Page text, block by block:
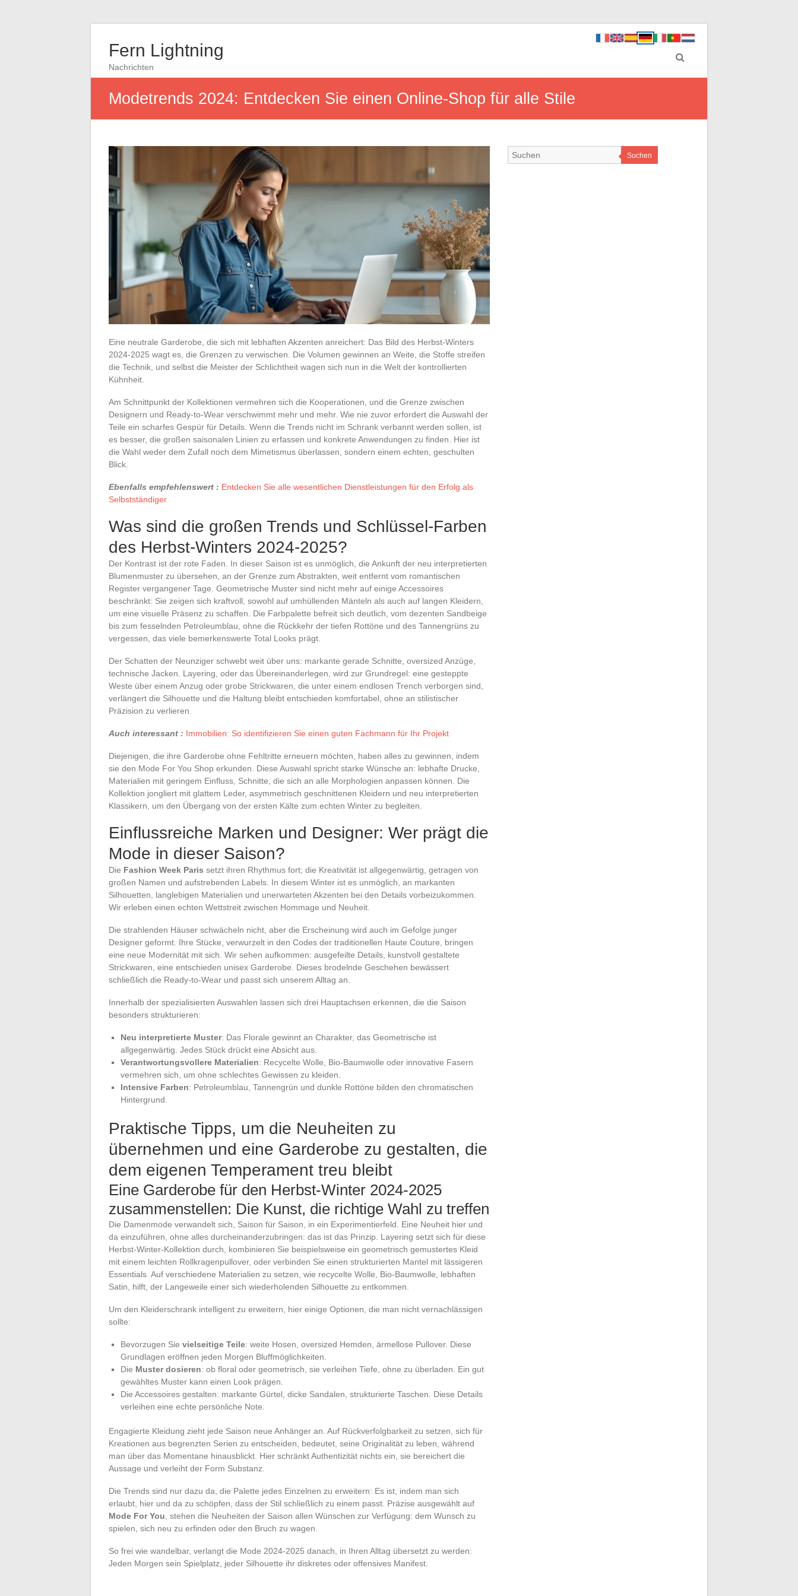
Fern Lightning
Nachrichten
Modetrends 2024: Entdecken Sie einen Online-Shop für alle Stile
Eine neutrale Garderobe, die sich mit lebhaften Akzenten anreichert: Das Bild des Herbst-Winters
2024-2025 wagt es, die Grenzen zu verwischen. Die Volumen gewinnen an Weite, die Stoffe streifen
die Technik, und selbst die Meister der Schlichtheit wagen sich nun in die Welt der kontrollierten
Kühnheit.
Am Schnittpunkt der Kollektionen vermehren sich die Kooperationen, und die Grenze zwischen
Designern und Ready-to-Wear verschwimmt mehr und mehr. Wie nie zuvor erfordert die Auswahl der
Teile ein scharfes Gespür für Details. Wenn die Trends nicht im Schrank verbannt werden sollen, ist
es besser, die großen saisonalen Linien zu erfassen und konkrete Anwendungen zu finden. Hier ist
die Wahl weder dem Zufall noch dem Mimetismus überlassen, sondern einem echten, geschulten
Blick.
Ebenfalls empfehlenswert : Entdecken Sie alle wesentlichen Dienstleistungen für den Erfolg als
Selbstständiger
Was sind die großen Trends und Schlüssel-Farben
des Herbst-Winters 2024-2025?
Der Kontrast ist der rote Faden. In dieser Saison ist es unmöglich, die Ankunft der neu interpretierten
Blumenmuster zu übersehen, an der Grenze zum Abstrakten, weit entfernt vom romantischen
Register vergangener Tage. Geometrische Muster sind nicht mehr auf einige Accessoires
beschränkt: Sie zeigen sich kraftvoll, sowohl auf umhüllenden Mänteln als auch auf langen Kleidern,
um eine visuelle Präsenz zu schaffen. Die Farbpalette befreit sich deutlich, vom dezenten Sandbeige
bis zum fesselnden Petroleumblau, ohne die Rückkehr der tiefen Rottöne und des Tannengrüns zu
vergessen, das viele bemerkenswerte Total Looks prägt.
Der Schatten der Neunziger schwebt weit über uns: markante gerade Schnitte, oversized Anzüge,
technische Jacken. Layering, oder das Übereinanderlegen, wird zur Grundregel: eine gesteppte
Weste über einem Anzug oder grobe Strickwaren, die unter einem endlosen Trench verborgen sind,
verlängert die Silhouette und die Haltung bleibt entschieden komfortabel, ohne an stilistischer
Präzision zu verlieren.
Auch interessant : Immobilien: So identifizieren Sie einen guten Fachmann für Ihr Projekt
Diejenigen, die ihre Garderobe ohne Fehltritte erneuern möchten, haben alles zu gewinnen, indem
sie den Mode For You Shop erkunden. Diese Auswahl spricht starke Wünsche an: lebhafte Drucke,
Materialien mit geringem Einfluss, Schnitte, die sich an alle Morphologien anpassen können. Die
Kollektion jongliert mit glattem Leder, asymmetrisch geschnittenen Kleidern und neu interpretierten
Klassikern, um den Übergang von der ersten Kälte zum echten Winter zu begleiten.
Einflussreiche Marken und Designer: Wer prägt die
Mode in dieser Saison?
Die Fashion Week Paris setzt ihren Rhythmus fort; die Kreativität ist allgegenwärtig, getragen von
großen Namen und aufstrebenden Labels. In diesem Winter ist es unmöglich, an markanten
Silhouetten, langlebigen Materialien und unerwarteten Akzenten bei den Details vorbeizukommen.
Wir erleben einen echten Wettstreit zwischen Hommage und Neuheit.
Die strahlenden Häuser schwächeln nicht, aber die Erscheinung wird auch im Gefolge junger
Designer geformt. Ihre Stücke, verwurzelt in den Codes der traditionellen Haute Couture, bringen
eine neue Modernität mit sich. Wir sehen aufkommen: ausgefeilte Details, kunstvoll gestaltete
Strickwaren, eine entschieden unisex Garderobe. Dieses brodelnde Geschehen bewässert
schließlich die Ready-to-Wear und passt sich unserem Alltag an.
Innerhalb der spezialisierten Auswahlen lassen sich drei Hauptachsen erkennen, die die Saison
besonders strukturieren:
Neu interpretierte Muster: Das Florale gewinnt an Charakter, das Geometrische ist
allgegenwärtig. Jedes Stück drückt eine Absicht aus.
Verantwortungsvollere Materialien: Recycelte Wolle, Bio-Baumwolle oder innovative Fasern
vermehren sich, um ohne schlechtes Gewissen zu kleiden.
Intensive Farben: Petroleumblau, Tannengrün und dunkle Rottöne bilden den chromatischen
Hintergrund.
Praktische Tipps, um die Neuheiten zu
übernehmen und eine Garderobe zu gestalten, die
dem eigenen Temperament treu bleibt
Eine Garderobe für den Herbst-Winter 2024-2025
zusammenstellen: Die Kunst, die richtige Wahl zu treffen
Die Damenmode verwandelt sich, Saison für Saison, in ein Experimentierfeld. Eine Neuheit hier und
da einzuführen, ohne alles durcheinanderzubringen: das ist das Prinzip. Layering setzt sich für diese
Herbst-Winter-Kollektion durch, kombinieren Sie beispielsweise ein geometrisch gemustertes Kleid
mit einem leichten Rollkragenpullover, oder verbinden Sie einen strukturierten Mantel mit lässigeren
Essentials. Auf verschiedene Materialien zu setzen, wie recycelte Wolle, Bio-Baumwolle, lebhaften
Satin, hilft, der Langeweile einer sich wiederholenden Silhouette zu entkommen.
Um den Kleiderschrank intelligent zu erweitern, hier einige Optionen, die man nicht vernachlässigen
sollte:
Bevorzugen Sie vielseitige Teile: weite Hosen, oversized Hemden, ärmellose Pullover. Diese
Grundlagen eröffnen jeden Morgen Bluffmöglichkeiten.
Die Muster dosieren: ob floral oder geometrisch, sie verleihen Tiefe, ohne zu überladen. Ein gut
gewähltes Muster kann einen Look prägen.
Die Accessoires gestalten: markante Gürtel, dicke Sandalen, strukturierte Taschen. Diese Details
verleihen eine echte persönliche Note.
Engagierte Kleidung zieht jede Saison neue Anhänger an. Auf Rückverfolgbarkeit zu setzen, sich für
Kreationen aus begrenzten Serien zu entscheiden, bedeutet, seine Originalität zu leben, während
man über das Momentane hinausblickt. Hier schränkt Authentizität nichts ein, sie bereichert die
Aussage und verleiht der Form Substanz.
Die Trends sind nur dazu da, die Palette jedes Einzelnen zu erweitern: Es ist, indem man sich
erlaubt, hier und da zu schöpfen, dass der Stil schließlich zu einem passt. Präzise ausgewählt auf
Mode For You , stehen die Neuheiten der Saison allen Wünschen zur Verfügung: dem Wunsch zu
spielen, sich neu zu erfinden oder den Bruch zu wagen.
So frei wie wandelbar, verlangt die Mode 2024-2025 danach, in Ihren Alltag übersetzt zu werden:
Jeden Morgen sein Spielplatz, jeder Silhouette ihr diskretes oder offensives Manifest.
Suchen